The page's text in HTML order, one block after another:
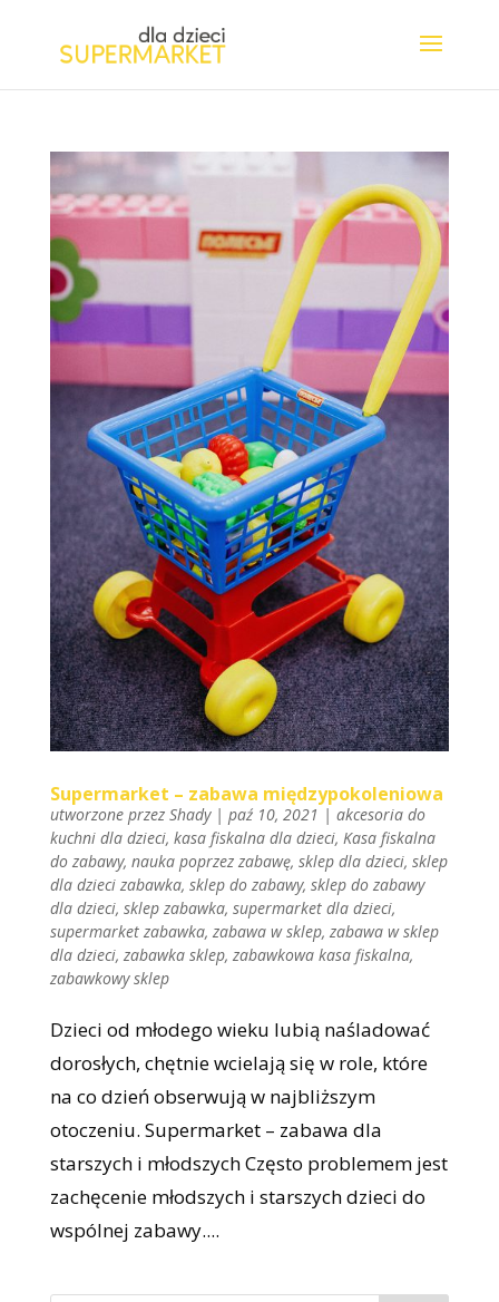
Supermarket – zabawa międzypokoleniowa
utworzone przez Shady| paź 10, 2021 | akcesoria do
kuchni dla dzieci, kasa fiskalna dla dzieci, Kasa fiskalna
do zabawy, nauka poprzez zabawę, sklep dla dzieci, sklep
dla dzieci zabawka, sklep do zabawy, sklep do zabawy
dla dzieci, sklep zabawka, supermarket dla dzieci,
supermarket zabawka, zabawa w sklep, zabawa w sklep
dla dzieci, zabawka sklep, zabawkowa kasa fiskalna,
zabawkowy sklep
Dzieci od młodego wieku lubią naśladować
dorosłych, chętnie wcielają się w role, które
na co dzień obserwują w najbliższym
otoczeniu. Supermarket – zabawa dla
starszych i młodszych Często problemem jest
zachęcenie młodszych i starszych dzieci do
wspólnej zabawy....